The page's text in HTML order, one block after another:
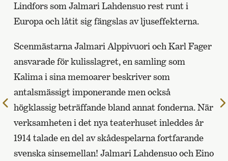
Lindfors som Jalmari Lahdensuo rest runt i
Europa och låtit sig fängslas av ljuseffekterna.
Scenmästarna Jalmari Alppivuori och Karl Fager
ansvarade för kulisslagret, en samling som
Kalima i sina memoarer beskriver som
antalsmässigt imponerande men också
högklassig beträffande bland annat fonderna. När
verksamheten i det nya teaterhuset inleddes år
1914 talade en del av skådespelarna fortfarande
svenska sinsemellan! Jalmari Lahdensuo och Eino
Till
föregående
sida